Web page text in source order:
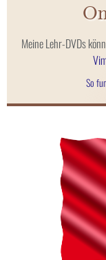
Meine Lehr-DVDs
So